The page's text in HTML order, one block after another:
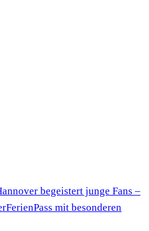
begeistert junge Fans –
mit besonderen